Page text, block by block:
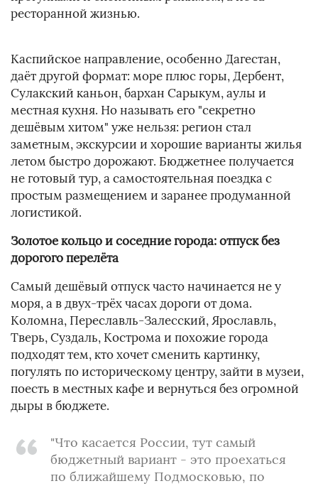
ресторанной жизнью.
Каспийское направление, особенно Дагестан,
даёт другой формат: море плюс горы, Дербент,
Сулакский каньон, бархан Сарыкум, аулы и
местная кухня. Но называть его "секретно
дешёвым хитом" уже нельзя: регион стал
заметным, экскурсии и хорошие варианты жилья
летом быстро дорожают. Бюджетнее получается
не готовый тур, а самостоятельная поездка с
простым размещением и заранее продуманной
логистикой.
Золотое кольцо и соседние города: отпуск без
дорогого перелёта
Самый дешёвый отпуск часто начинается не у
моря, а в двух-трёх часах дороги от дома.
Коломна, Переславль-Залесский, Ярославль,
Тверь, Суздаль, Кострома и похожие города
подходят тем, кто хочет сменить картинку,
погулять по историческому центру, зайти в музеи,
поесть в местных кафе и вернуться без огромной
дыры в бюджете.
"Что касается России, тут самый
бюджетный вариант - это проехаться
по ближайшему Подмосковью, по